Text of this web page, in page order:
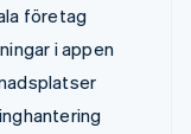
företag
i appen